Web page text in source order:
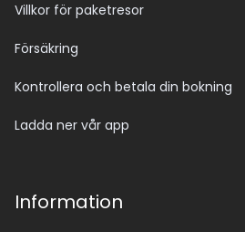
Villkor för paketresor
Försäkring
Kontrollera och betala din bokning
Ladda ner vår app
Information